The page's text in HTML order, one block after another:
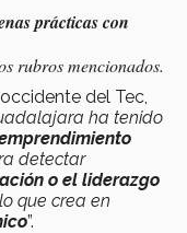
prácticas con
rubros mencionados.
del Tec,
ha tenido
detectar
o el liderazgo
que crea en
”.